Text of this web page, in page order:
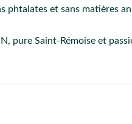
phtalates et sans matières
pure Saint-Rémoise et